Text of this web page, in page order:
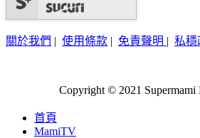
關於我們 | 使用條款 | 免責聲明 | 私穩
Copyright © 2021 Supermami
首頁
MamiTV